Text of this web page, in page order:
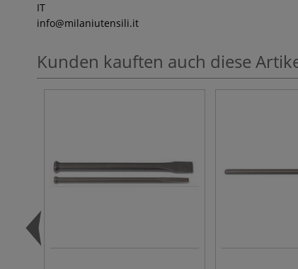
IT
info@milaniutensili.it
Kunden kauften auch diese